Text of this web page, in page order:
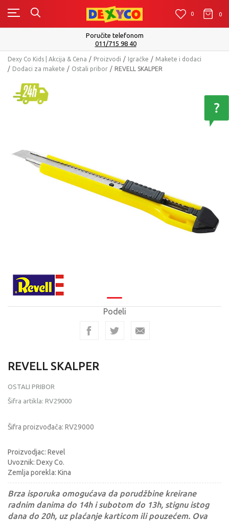
0 0 0
Isporuku možete očekivati u roku od 2 do 4 radna
Dexy Co Kids | Akcija & Cena Proizvodi Igračke
Makete i dodaci
Dodaci za makete
Ostali pribor REVELL SKALPER
Podeli
REVELL SKALPER
OSTALI PRIBOR
Šifra artikla: RV29000
Šifra proizvođača: RV29000
Proizvodjac: Revel
Uvoznik: Dexy Co.
Zemlja porekla: Kina
Brza isporuka omogućava da porudžbine kreirane
radnim danima do 14h i subotom do 13h, stignu istog
dana do 20h, uz plaćanje karticom ili pouzećem. Ova